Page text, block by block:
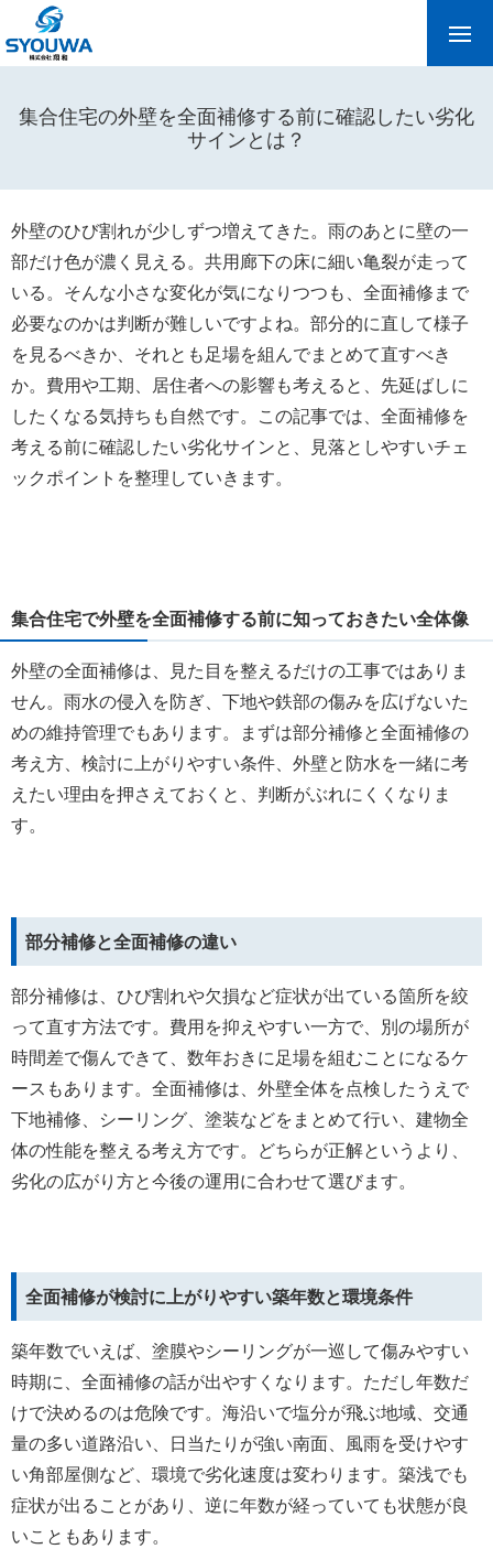
集合住宅の外壁を全面補修する前に確認したい劣化
サインとは？
外壁のひび割れが少しずつ増えてきた。雨のあとに壁の一
部だけ色が濃く見える。共用廊下の床に細い亀裂が走って
いる。そんな小さな変化が気になりつつも、全面補修まで
必要なのかは判断が難しいですよね。部分的に直して様子
を見るべきか、それとも足場を組んでまとめて直すべき
か。費用や工期、居住者への影響も考えると、先延ばしに
したくなる気持ちも自然です。この記事では、全面補修を
考える前に確認したい劣化サインと、見落としやすいチェ
ックポイントを整理していきます。
集合住宅で外壁を全面補修する前に知っておきたい全体像
外壁の全面補修は、見た目を整えるだけの工事ではありま
せん。雨水の侵入を防ぎ、下地や鉄部の傷みを広げないた
めの維持管理でもあります。まずは部分補修と全面補修の
考え方、検討に上がりやすい条件、外壁と防水を一緒に考
えたい理由を押さえておくと、判断がぶれにくくなりま
す。
部分補修と全面補修の違い
部分補修は、ひび割れや欠損など症状が出ている箇所を絞
って直す方法です。費用を抑えやすい一方で、別の場所が
時間差で傷んできて、数年おきに足場を組むことになるケ
ースもあります。全面補修は、外壁全体を点検したうえで
下地補修、シーリング、塗装などをまとめて行い、建物全
体の性能を整える考え方です。どちらが正解というより、
劣化の広がり方と今後の運用に合わせて選びます。
全面補修が検討に上がりやすい築年数と環境条件
築年数でいえば、塗膜やシーリングが一巡して傷みやすい
時期に、全面補修の話が出やすくなります。ただし年数だ
けで決めるのは危険です。海沿いで塩分が飛ぶ地域、交通
量の多い道路沿い、日当たりが強い南面、風雨を受けやす
い角部屋側など、環境で劣化速度は変わります。築浅でも
症状が出ることがあり、逆に年数が経っていても状態が良
いこともあります。